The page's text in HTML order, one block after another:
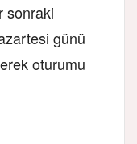
sonraki
günü
oturumu